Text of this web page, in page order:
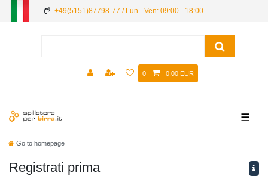
+49(5151)87798-77 / Lun - Ven: 09:00 - 18:00
0 0,00 EUR
☰
Go to homepage
Registrati prima